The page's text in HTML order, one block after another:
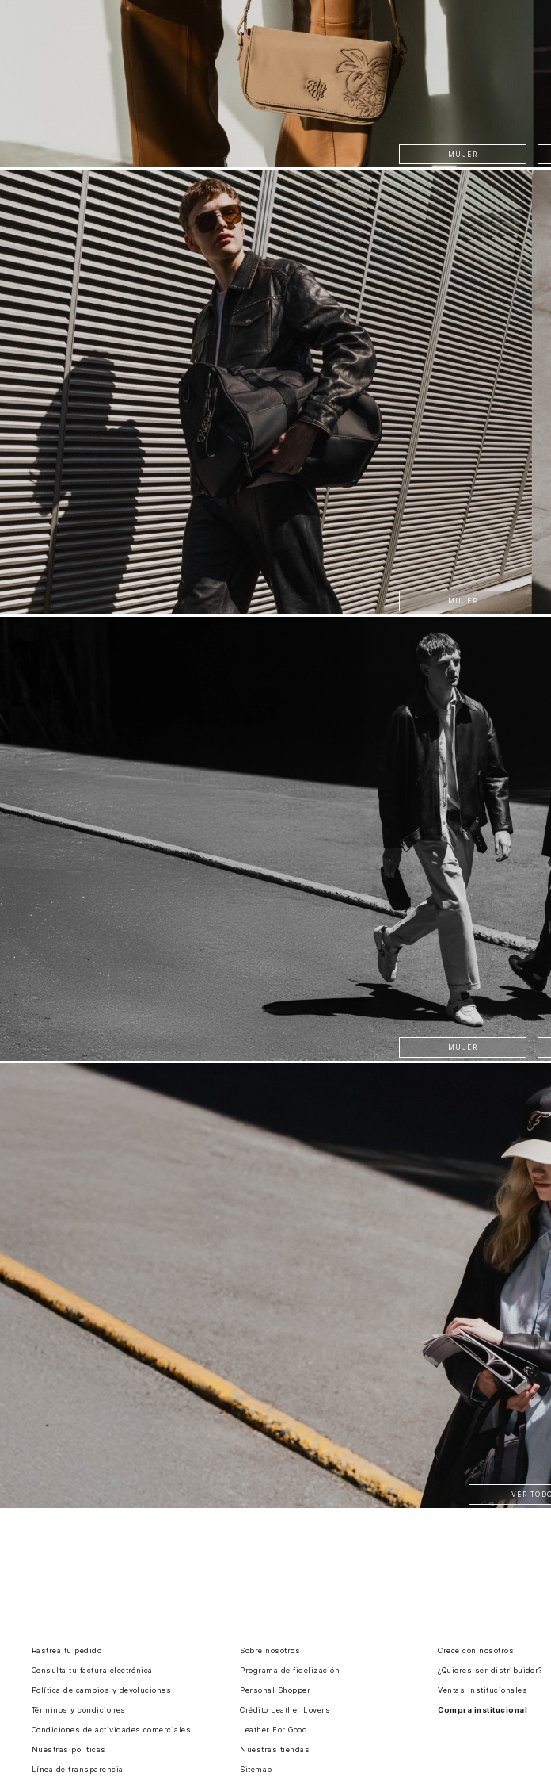
MUJER
MUJER
MUJER
VER TODO
Rastrea tu pedido
Consulta tu factura electrónica
Política de cambios y devoluciones
Términos y condiciones
Condiciones de actividades comerciales
Nuestras políticas
Línea de transparencia
Sobre nosotros
Programa de fidelización
Personal Shopper
Crédito Leather Lovers
Leather For Good
Nuestras tiendas
Sitemap
Crece con nosotros
¿Quieres ser distribuidor?
Ventas Institucionales
Compra institucional